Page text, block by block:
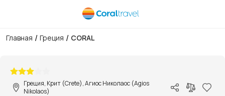
Главная / Греция / CORAL
Греция, Крит (Crete), Агиос Николаос (Agios
Nikolaos)